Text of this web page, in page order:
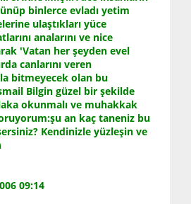
binlerce evladı yetim
ulaştıkları yüce
analarını ve nice
'Vatan her şeyden evel
canlarını veren
bitmeyecek olan bu
Bilgin güzel bir şekilde
okunmalı ve muhakkak
an kaç taneniz bu
Kendinizle yüzleşin ve
09:14